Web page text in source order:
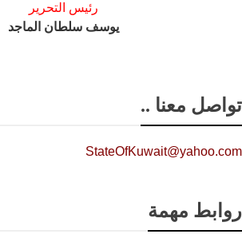
رئيس التحرير
يوسف سلطان الماجد
تواصل معنا ..
StateOfKuwait@yahoo.com
روابط مهمة